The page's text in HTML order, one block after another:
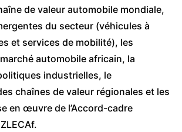
de valeur automobile mondiale,
du secteur (véhicules à
et services de mobilité), les
automobile africain, la
industrielles, le
chaînes de valeur régionales et les
en œuvre de l’Accord-cadre